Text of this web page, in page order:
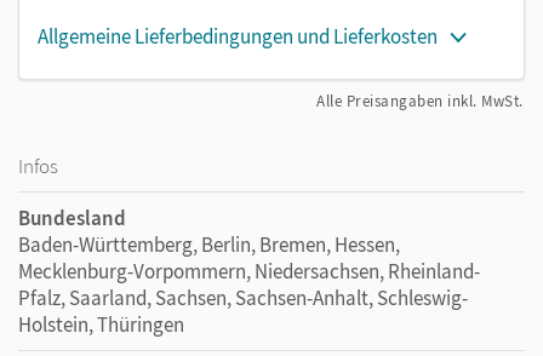
Allgemeine Lieferbedingungen und Lieferkosten
Alle Preisangaben inkl. MwSt.
Infos
Bundesland
Baden-Württemberg, Berlin, Bremen, Hessen,
Mecklenburg-Vorpommern, Niedersachsen, Rheinland-
Pfalz, Saarland, Sachsen, Sachsen-Anhalt, Schleswig-
Holstein, Thüringen